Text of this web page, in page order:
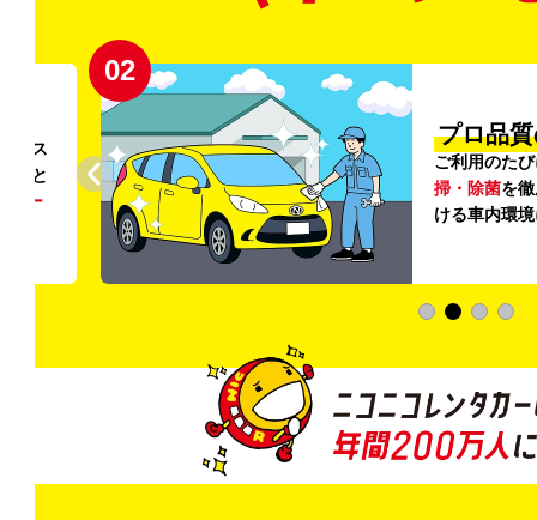
ンス
こと
リー
02
プロ品
ご利用のた
掃・除菌を
ける車内環